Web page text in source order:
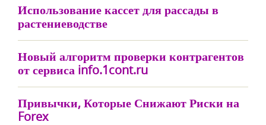
Использование кассет для рассады в
растениеводстве
Новый алгоритм проверки контрагентов
от сервиса info.1cont.ru
Привычки, Которые Снижают Риски на
Forex